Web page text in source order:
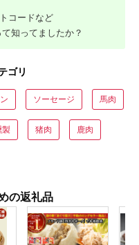
コードなど
知ってましたか？
ゴリ
ソーセージ 馬肉
製 猪肉 鹿肉
の返礼品